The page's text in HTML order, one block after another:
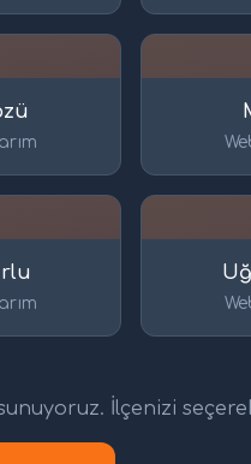
İlçenizi